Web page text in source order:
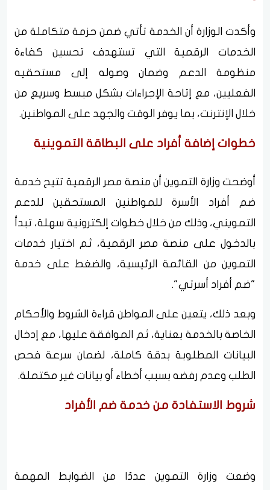
وأكدت الوزارة أن الخدمة تأتي ضمن حزمة متكاملة من
الخدمات الرقمية التي تستهدف تحسين كفاءة
منظومة الدعم وضمان وصوله إلى مستحقيه
الفعليين، مع إتاحة الإجراءات بشكل مبسط وسريع من
خلال الإنترنت، بما يوفر الوقت والجهد على المواطنين.
خطوات إضافة أفراد على البطاقة التموينية
أوضحت وزارة التموين أن منصة مصر الرقمية تتيح خدمة
ضم أفراد الأسرة للمواطنين المستحقين للدعم
التمويني، وذلك من خلال خطوات إلكترونية سهلة، تبدأ
بالدخول على منصة مصر الرقمية، ثم اختيار خدمات
التموين من القائمة الرئيسية، والضغط على خدمة
"ضم أفراد أسرتي".
وبعد ذلك، يتعين على المواطن قراءة الشروط والأحكام
الخاصة بالخدمة بعناية، ثم الموافقة عليها، مع إدخال
البيانات المطلوبة بدقة كاملة، لضمان سرعة فحص
الطلب وعدم رفضه بسبب أخطاء أو بيانات غير مكتملة.
شروط الاستفادة من خدمة ضم الأفراد
وضعت وزارة التموين عددًا من الضوابط المهمة